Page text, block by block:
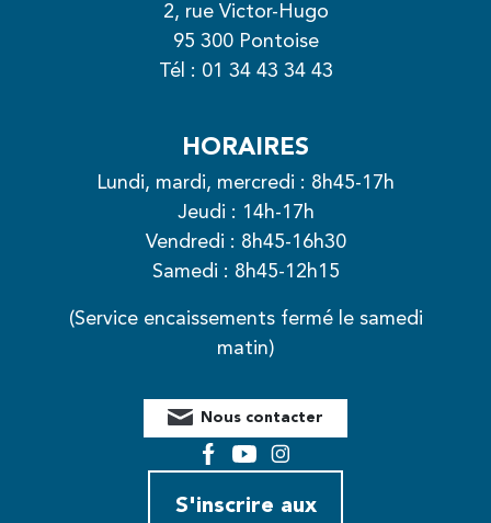
2, rue Victor-Hugo
95 300 Pontoise
Tél : 01 34 43 34 43
HORAIRES
Lundi, mardi, mercredi : 8h45-17h
Jeudi : 14h-17h
Vendredi : 8h45-16h30
Samedi : 8h45-12h15
(Service encaissements fermé le samedi
matin)
Nous contacter
FacebookYouTubeInstagram
S'inscrire aux